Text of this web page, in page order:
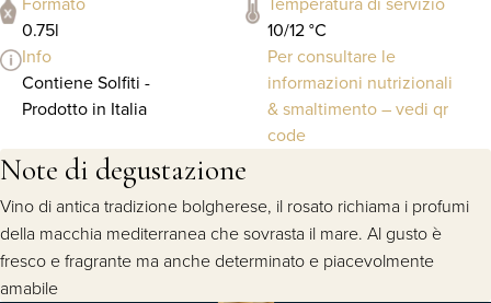
0.75l
10/12 °C
Info
Contiene Solfiti -
Prodotto in Italia
Per consultare le
informazioni nutrizionali
& smaltimento – vedi qr
code
Note di degustazione
Vino di antica tradizione bolgherese, il rosato richiama i profumi
della macchia mediterranea che sovrasta il mare. Al gusto è
fresco e fragrante ma anche determinato e piacevolmente
amabile